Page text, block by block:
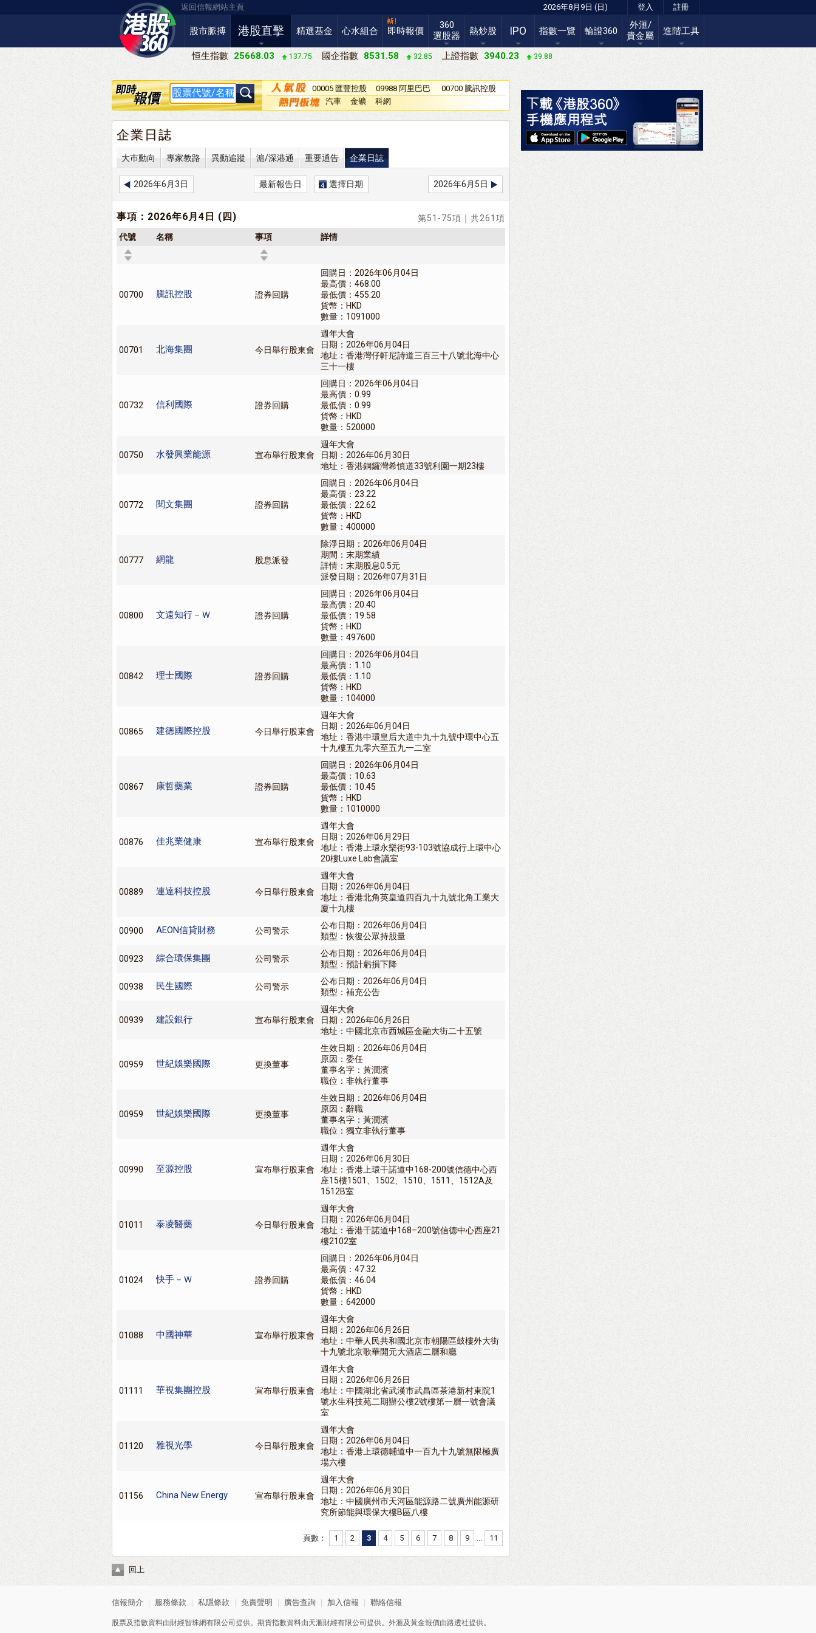
返回信報網站主頁 2026年8月9日 (日) 登入 註冊
股市脈搏 港股直擊 精選基金 心水組合 即時報價
360
選股器
熱炒股 IPO 指數一覽 輪證360
外滙/
貴金屬
進階工具
恒生指數 25668.03 137.75 國企指數 8531.58 32.85 上證指數 3940.23 39.88
00005 匯豐控股
09988 阿里巴巴
－Ｗ
00700 騰訊控股
汽車
金礦 科網
企業日誌
大巿動向 專家教路 異動追蹤 滬/深港通 重要通告 企業日誌
2026年6月3日 最新報告日 選擇日期 2026年6月5日
事項：2026年6月4日 (四)
第51-75項｜共261項
代號
名稱 事項 詳情
00700 騰訊控股 證券回購
回購日：2026年06月04日
最高價：468.00
最低價：455.20
貨幣：HKD
數量：1091000
00701 北海集團 今日舉行股東會
週年大會
日期：2026年06月04日
地址：香港灣仔軒尼詩道三百三十八號北海中心
三十一樓
00732 信利國際 證券回購
回購日：2026年06月04日
最高價：0.99
最低價：0.99
貨幣：HKD
數量：520000
00750 水發興業能源 宣布舉行股東會
週年大會
日期：2026年06月30日
地址：香港銅鑼灣希慎道33號利園一期23樓
00772 閱文集團 證券回購
回購日：2026年06月04日
最高價：23.22
最低價：22.62
貨幣：HKD
數量：400000
00777 網龍 股息派發
除淨日期：2026年06月04日
期間：末期業績
詳情：末期股息0.5元
派發日期：2026年07月31日
00800 文遠知行－Ｗ 證券回購
回購日：2026年06月04日
最高價：20.40
最低價：19.58
貨幣：HKD
數量：497600
00842 理士國際 證券回購
回購日：2026年06月04日
最高價：1.10
最低價：1.10
貨幣：HKD
數量：104000
00865 建德國際控股 今日舉行股東會
週年大會
日期：2026年06月04日
地址：香港中環皇后大道中九十九號中環中心五
十九樓五九零六至五九一二室
00867 康哲藥業 證券回購
回購日：2026年06月04日
最高價：10.63
最低價：10.45
貨幣：HKD
數量：1010000
00876 佳兆業健康 宣布舉行股東會
週年大會
日期：2026年06月29日
地址：香港上環永樂街93-103號協成行上環中心
20樓Luxe Lab會議室
00889 連達科技控股 今日舉行股東會
週年大會
日期：2026年06月04日
地址：香港北角英皇道四百九十九號北角工業大
廈十九樓
00900 AEON信貸財務 公司警示
公布日期：2026年06月04日
類型：恢復公眾持股量
00923 綜合環保集團 公司警示
公布日期：2026年06月04日
類型：預計虧損下降
00938 民生國際 公司警示
公布日期：2026年06月04日
類型：補充公告
00939 建設銀行 宣布舉行股東會
週年大會
日期：2026年06月26日
地址：中國北京市西城區金融大街二十五號
00959 世紀娛樂國際 更換董事
生效日期：2026年06月04日
原因：委任
董事名字：黃潤濱
職位：非執行董事
00959 世紀娛樂國際 更換董事
生效日期：2026年06月04日
原因：辭職
董事名字：黃潤濱
職位：獨立非執行董事
00990 至源控股 宣布舉行股東會
週年大會
日期：2026年06月30日
地址：香港上環干諾道中168-200號信德中心西
座15樓1501、1502、1510、1511、1512A及
1512B室
01011 泰凌醫藥 今日舉行股東會
週年大會
日期：2026年06月04日
地址：香港干諾道中168–200號信德中心西座21
樓2102室
01024 快手－Ｗ 證券回購
回購日：2026年06月04日
最高價：47.32
最低價：46.04
貨幣：HKD
數量：642000
01088 中國神華 宣布舉行股東會
週年大會
日期：2026年06月26日
地址：中華人民共和國北京市朝陽區鼓樓外大街
十九號北京歌華開元大酒店二層和廳
01111 華視集團控股 宣布舉行股東會
週年大會
日期：2026年06月26日
地址：中國湖北省武漢市武昌區茶港新村東院1
號水生科技苑二期辦公樓2號樓第一層一號會議
室
01120 雅視光學 今日舉行股東會
週年大會
日期：2026年06月04日
地址：香港上環德輔道中一百九十九號無限極廣
場六樓
01156 China New Energy 宣布舉行股東會
週年大會
日期：2026年06月30日
地址：中國廣州市天河區能源路二號廣州能源研
究所節能與環保大樓B區八樓
頁數： 1 2 3 4 5 6 7 8 9 ... 11
回上
信報簡介 服務條款 私隱條款 免責聲明 廣告查詢 加入信報 聯絡信報
股票及指數資料由財經智珠網有限公司提供。期貨指數資料由天滙財經有限公司提供。外滙及黃金報價由路透社提供。